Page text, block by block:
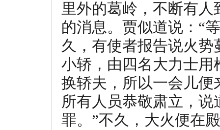
里外的葛岭，不断有
的消息。贾似道说：“
久，有使者报告说火
小轿，由四名大力士
换轿夫，所以一会儿
所有人员恭敬肃立，
罪。”不久，大火便在